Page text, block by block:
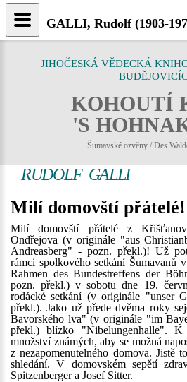
JIHOČESKÁ VĚDECKÁ
KOHOUTÍ
'S
Šumavské ozvěny / Des
RUDOLF GALLI
Milí domovští přátelé!
Milí domovští přátelé z
Ondřejova (v originále "aus
Andreasberg" - pozn. překl.)! Už
rámci spolkového setkání Šumavanů
Rahmen des Bundestreffens der
pozn. překl.) v sobotu dne 19.
rodácké setkání (v originále "unser
překl.). Jako už přede dvěma roky
Bavorského lva" (v originále "im
překl.) blízko "Nibelungenhalle".
množství známých, aby se možná
z nezapomenutelného domova. Jistě
shledání. V domovském sepětí
Spitzenberger a Josef Sitter.
GALLI, Rudolf (1903-